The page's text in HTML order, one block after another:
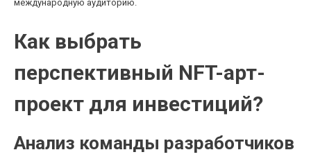
международную аудиторию.
Как выбрать
перспективный NFT-арт-
проект для инвестиций?
Анализ команды разработчиков